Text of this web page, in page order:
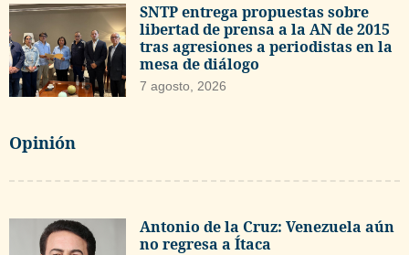
SNTP entrega propuestas sobre
libertad de prensa a la AN de 2015
tras agresiones a periodistas en la
mesa de diálogo
7 agosto, 2026
Opinión
Antonio de la Cruz: Venezuela aún
no regresa a Ítaca